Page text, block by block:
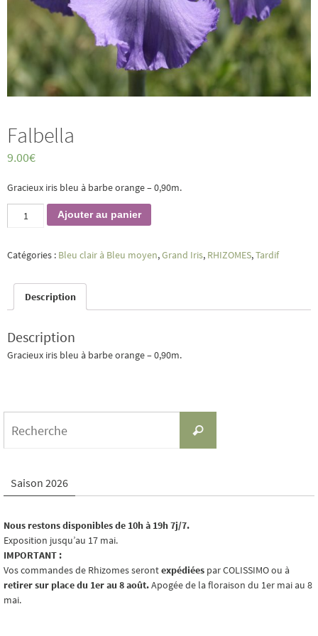
Falbella
9.00€
Gracieux iris bleu à barbe orange – 0,90m.
Ajouter au panier
Catégories : Bleu clair à Bleu moyen,Grand Iris, RHIZOMES,Tardif
Description
Description
Gracieux iris bleu à barbe orange – 0,90m.
Recherche
Saison 2026
Nous restons disponibles de 10h à 19h 7j/7.
Exposition jusqu’au 17 mai.
IMPORTANT :
Vos commandes de Rhizomes serontexpédiées par COLISSIMO ou à
retirer sur place du 1er au 8 août.Apogée de la floraison du 1er mai au 8
mai.